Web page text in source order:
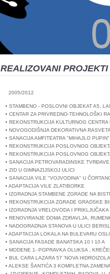
REALIZOVANI PROJEKTI
2005/2012
• STAMBENO - POSLOVNI OBJEKAT A5,
• CENTAR ZA PRIVREDNO-TEHNOLOŠKI
• REKONSTRUKCIJA KULTURNOG
• NOVOGODIŠNJA DEKORATIVNA RASVETA
• SANACIJA AMFITEATRA "MIHAJLO PUPIN"
• REKONSTRUKCIJA POSLOVNOG
• REKONSTRUKCIJA POSLOVNOG
• SANACIJA PETROVARADINSKE TVRĐAVE
• ZID U GIMNAZIJSKOJ ULICI
• SANACIJA VILE "VOJVODINA" U
• ADAPTACIJA VILE ZLATIBORKE
• IZGRADNJA STAMBENE ZGRADE NA
• REKONSTRUKCIJA ZGRADE GRADSKE
• IZGRADNJA VRELOVODA I PRIKLЈUČAKA
• RENOVIRANJE DOMA ZDRAVLЈA,
• NADOGRADNJA STANOVA U ULICI
• ADAPTACIJA LOKALA NA BULEVARU
• SANACIJA FASADE BANATSKA 10 I 10 A
• MODENE 1- POPRAVKA OLUKSA ,
• BUL CARA LAZARA 57 'NOVA
• ALEKSE ŠANTIĆA 3 KOMPLETNA